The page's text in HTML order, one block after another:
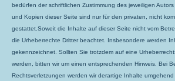
bedürfen der schriftlichen Zustimmung des jeweiligen
und Kopien dieser Seite sind nur für den privaten, nicht
gestattet.Soweit die Inhalte auf dieser Seite nicht vom
die Urheberrechte Dritter beachtet. Insbesondere werden
gekennzeichnet. Sollten Sie trotzdem auf eine
werden, bitten wir um einen entsprechenden Hinweis. Bei
Rechtsverletzungen werden wir derartige Inhalte